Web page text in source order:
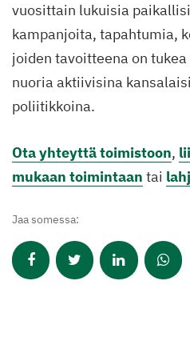
vuosittain lukuisia
kampanjoita, tapahtumia,
joiden tavoitteena on
nuoria aktiivisina
poliitikkoina.
Ota yhteyttä toimistoon,
mukaan toimintaan tai
Jaa somessa: